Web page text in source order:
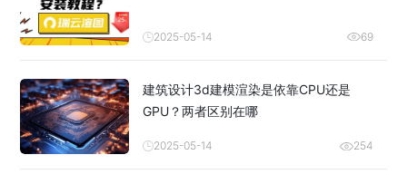
2025-05-14 69
建筑设计3d建模渲染是依靠CPU还是
GPU？两者区别在哪
2025-05-14 254